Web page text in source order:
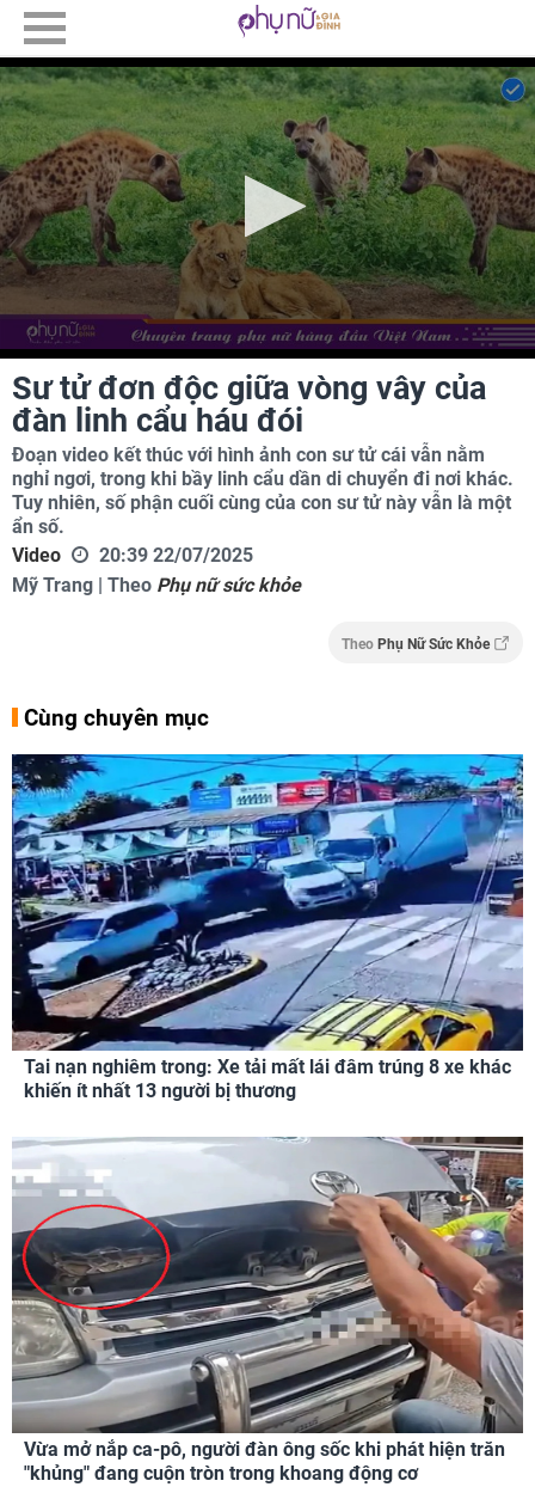
Sư tử đơn độc giữa vòng vây của
đàn linh cẩu háu đói
Đoạn video kết thúc với hình ảnh con sư tử cái vẫn nằm
nghỉ ngơi, trong khi bầy linh cẩu dần di chuyển đi nơi khác.
Tuy nhiên, số phận cuối cùng của con sư tử này vẫn là một
ẩn số.
Video
20:39 22/07/2025
Mỹ Trang | Theo Phụ nữ sức khỏe
Theo Phụ Nữ Sức Khỏe
Cùng chuyên mục
Tai nạn nghiêm trong: Xe tải mất lái đâm trúng 8 xe khác
khiến ít nhất 13 người bị thương
Vừa mở nắp ca-pô, người đàn ông sốc khi phát hiện trăn
"khủng" đang cuộn tròn trong khoang động cơ